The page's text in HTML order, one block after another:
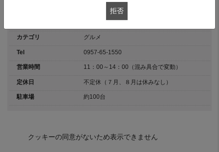
長崎県南島原市深江町戊3988-22
カテゴリ グルメ
Tel 0957-65-1550
営業時間 11：00～14：00（混み具合で変動）
定休日 不定休（７月、８月は休みなし）
駐車場 約100台
クッキーの同意がないため表示できません
拒否